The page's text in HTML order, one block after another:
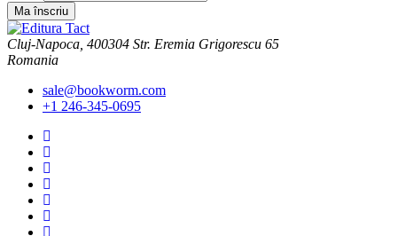
Cluj-Napoca, 400304 Str. Eremia Grigorescu 65
Romania
sale@bookworm.com
+1 246-345-0695